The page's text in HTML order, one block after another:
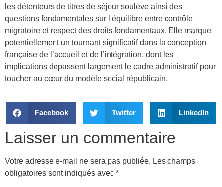
les détenteurs de titres de séjour soulève ainsi des
questions fondamentales sur l’équilibre entre contrôle
migratoire et respect des droits fondamentaux. Elle marque
potentiellement un tournant significatif dans la conception
française de l’accueil et de l’intégration, dont les
implications dépassent largement le cadre administratif pour
toucher au cœur du modèle social républicain.
Facebook Twitter LinkedIn
Laisser un commentaire
Votre adresse e-mail ne sera pas publiée. Les champs
obligatoires sont indiqués avec *